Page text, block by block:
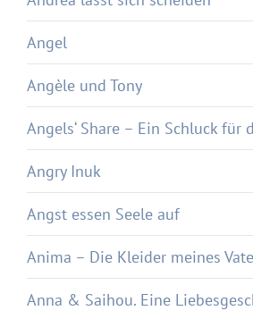
Angel
Angèle und Tony
Angels‘ Share – Ein Schluck für
Angry Inuk
Angst essen Seele auf
Anima – Die Kleider meines
Anna & Saihou. Eine